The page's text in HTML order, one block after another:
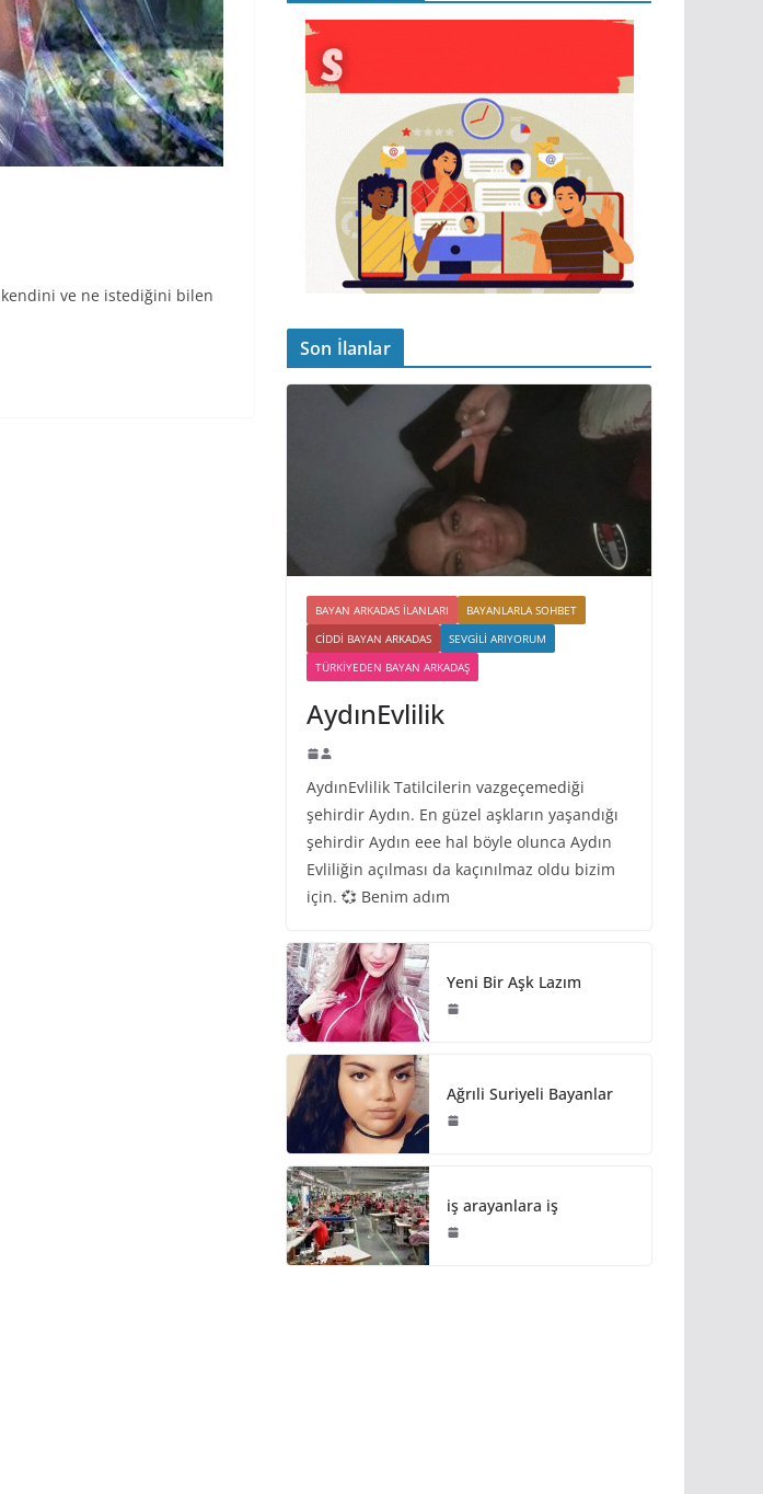
kendini ve ne istediğini bilen
Son İlanlar
BAYAN ARKADAS ILANLARI
BAYANLARLA SOHBET
CIDDI BAYAN ARKADAS
SEVGILI ARIYORUM
TÜRKIYEDEN BAYAN ARKADAŞ
AydınEvlilik
AydınEvlilik Tatilcilerin vazgeçemediği
şehirdir Aydın. En güzel aşkların yaşandığı
şehirdir Aydın eee hal böyle olunca Aydın
Evliliğin açılması da kaçınılmaz oldu bizim
için. 💞 Benim adım
Yeni Bir Aşk Lazım
Ağrıli Suriyeli Bayanlar
iş arayanlara iş